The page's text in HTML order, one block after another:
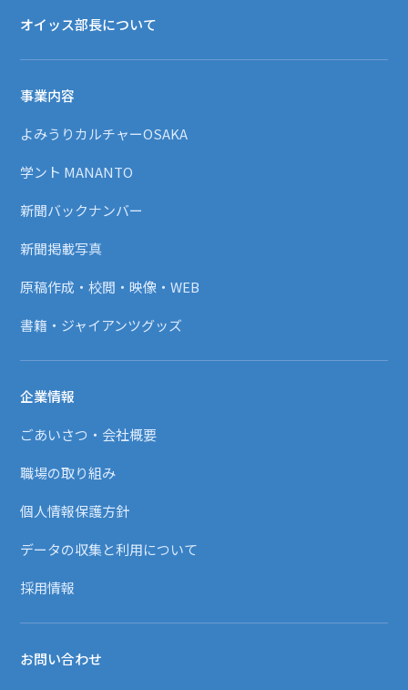
オイッス部長について
事業内容
よみうりカルチャーOSAKA
学ント MANANTO
新聞バックナンバー
新聞掲載写真
原稿作成・校閲・映像・WEB
書籍・ジャイアンツグッズ
企業情報
ごあいさつ・会社概要
職場の取り組み
個人情報保護方針
データの収集と利用について
採用情報
お問い合わせ